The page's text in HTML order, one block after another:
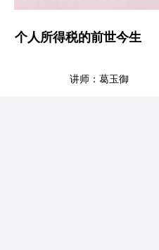
个人所得税的前世今生
讲师：葛玉御